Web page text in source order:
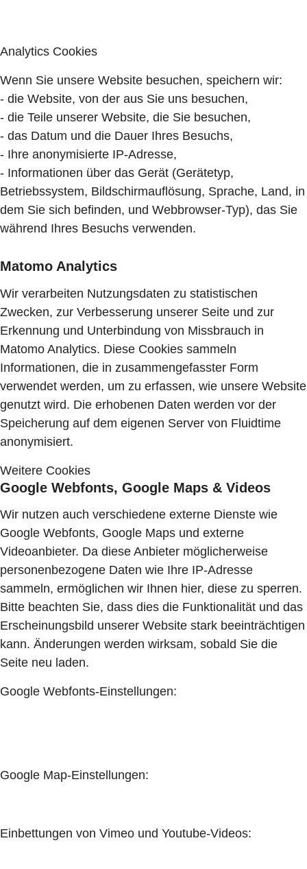
Analytics Cookies
Wenn Sie unsere Website besuchen, speichern wir:
- die Website, von der aus Sie uns besuchen,
- die Teile unserer Website, die Sie besuchen,
- das Datum und die Dauer Ihres Besuchs,
- Ihre anonymisierte IP-Adresse,
- Informationen über das Gerät (Gerätetyp,
Betriebssystem, Bildschirmauflösung, Sprache, Land, in
dem Sie sich befinden, und Webbrowser-Typ), das Sie
während Ihres Besuchs verwenden.
Matomo Analytics
Wir verarbeiten Nutzungsdaten zu statistischen
Zwecken, zur Verbesserung unserer Seite und zur
Erkennung und Unterbindung von Missbrauch in
Matomo Analytics. Diese Cookies sammeln
Informationen, die in zusammengefasster Form
verwendet werden, um zu erfassen, wie unsere Website
genutzt wird. Die erhobenen Daten werden vor der
Speicherung auf dem eigenen Server von Fluidtime
anonymisiert.
Weitere Cookies
Google Webfonts, Google Maps & Videos
Wir nutzen auch verschiedene externe Dienste wie
Google Webfonts, Google Maps und externe
Videoanbieter. Da diese Anbieter möglicherweise
personenbezogene Daten wie Ihre IP-Adresse
sammeln, ermöglichen wir Ihnen hier, diese zu sperren.
Bitte beachten Sie, dass dies die Funktionalität und das
Erscheinungsbild unserer Website stark beeinträchtigen
kann. Änderungen werden wirksam, sobald Sie die
Seite neu laden.
Google Webfonts-Einstellungen:
Google Map-Einstellungen:
Einbettungen von Vimeo und Youtube-Videos: